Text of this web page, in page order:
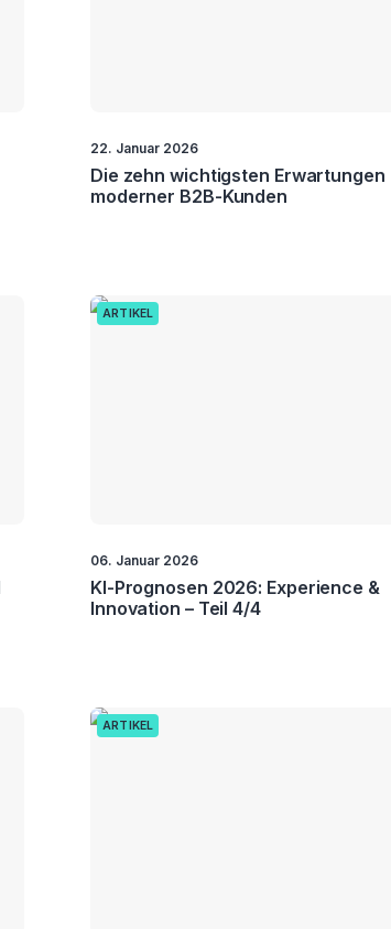
22. Januar 2026
Die zehn wichtigsten Erwartungen
moderner B2B-Kunden
ARTIKEL
06. Januar 2026
KI-Prognosen 2026: Experience &
Innovation – Teil 4/4
ARTIKEL